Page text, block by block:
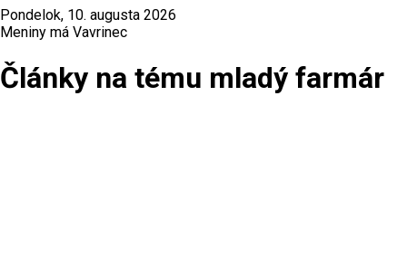
Pondelok, 10. augusta 2026
Meniny má Vavrinec
Články na tému mladý farmár